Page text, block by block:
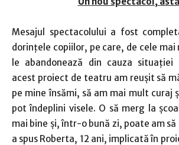
Mesajul spectacolului a fost
dorinţele copiilor, pe care, de cele
le abandonează din cauza situaţiei
acest proiect de teatru am reuşit să
pe mine însămi, să am mai mult curaj
pot îndeplini visele. O să merg la
mai bine şi, într-o bună zi, poate am
a spus Roberta, 12 ani, implicată în